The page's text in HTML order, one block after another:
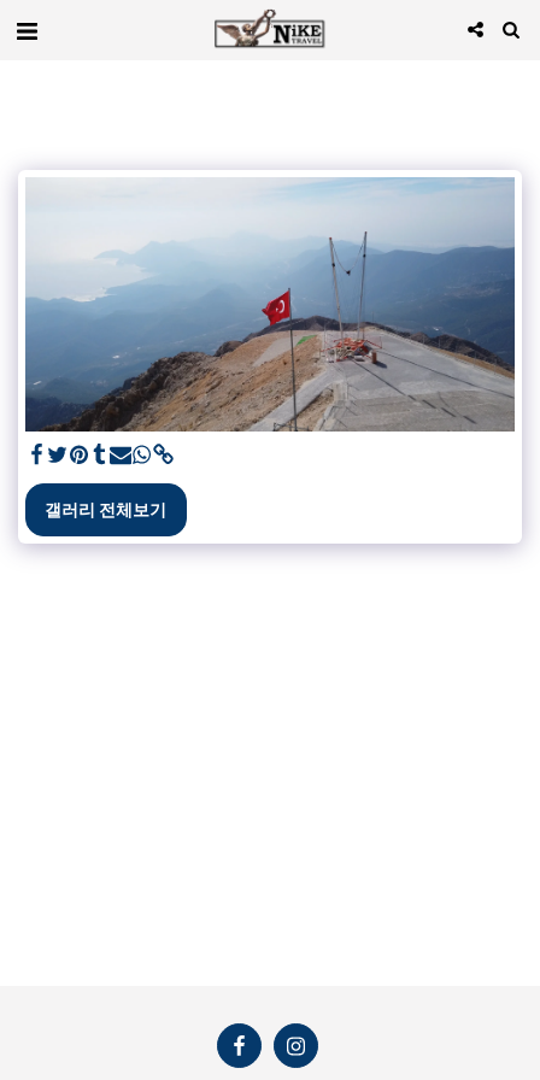
갤러리 전체보기